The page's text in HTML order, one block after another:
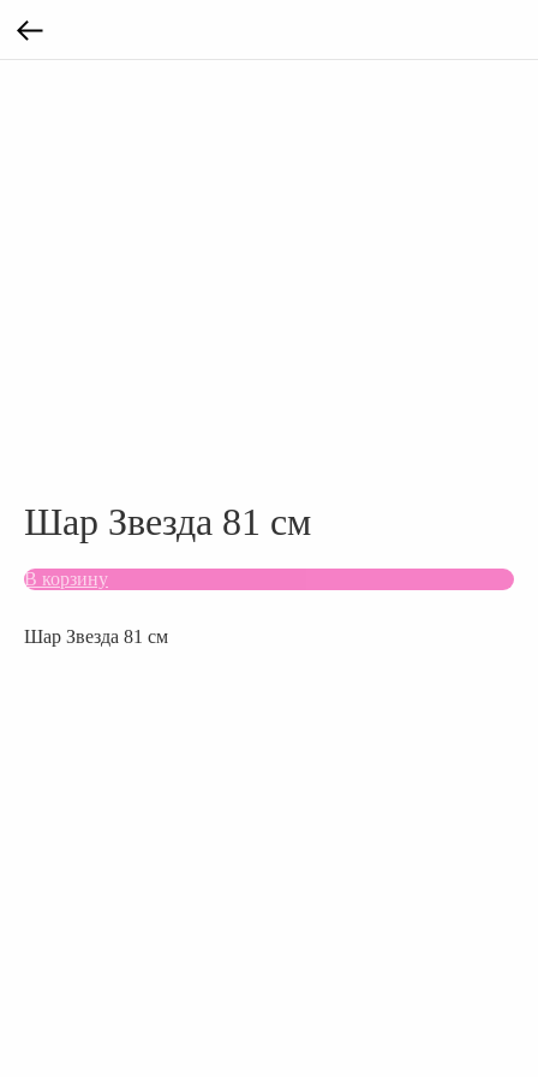
Шар Звезда 81 см
В корзину
Шар Звезда 81 см